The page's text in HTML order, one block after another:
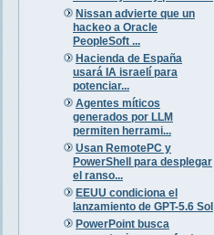
Nissan advierte que un
hackeo a Oracle
PeopleSoft ...
Hacienda de España
usará IA israelí para
potenciar...
Agentes míticos
generados por LLM
permiten herrami...
Usan RemotePC y
PowerShell para desplegar
el ranso...
EEUU condiciona el
lanzamiento de GPT-5.6 Sol
PowerPoint busca